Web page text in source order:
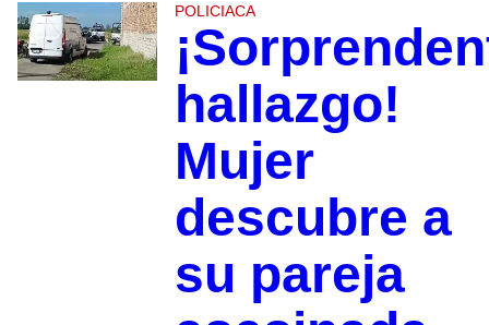
POLICIACA
hallazgo!
Mujer
descubre a
su pareja